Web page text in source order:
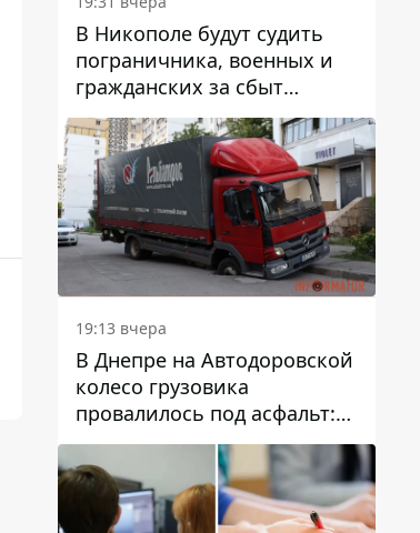
В Никополе будут судить
пограничника, военных и
гражданских за сбыт
психотропов
19:13 вчера
В Днепре на Автодоровской
колесо грузовика
провалилось под асфальт:
движение заблокировано